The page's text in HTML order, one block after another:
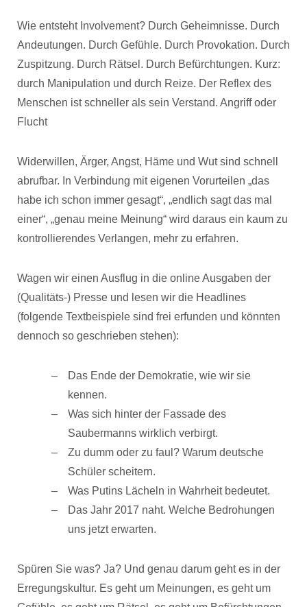
Wie entsteht Involvement? Durch Geheimnisse. Durch
Andeutungen. Durch Gefühle. Durch Provokation. Durch
Zuspitzung. Durch Rätsel. Durch Befürchtungen. Kurz:
durch Manipulation und durch Reize. Der Reflex des
Menschen ist schneller als sein Verstand. Angriff oder
Flucht
Widerwillen, Ärger, Angst, Häme und Wut sind schnell
abrufbar. In Verbindung mit eigenen Vorurteilen „das
habe ich schon immer gesagt“, „endlich sagt das mal
einer“, „genau meine Meinung“ wird daraus ein kaum zu
kontrollierendes Verlangen, mehr zu erfahren.
Wagen wir einen Ausflug in die online Ausgaben der
(Qualitäts-) Presse und lesen wir die Headlines
(folgende Textbeispiele sind frei erfunden und könnten
dennoch so geschrieben stehen):
Das Ende der Demokratie, wie wir sie
kennen.
Was sich hinter der Fassade des
Saubermanns wirklich verbirgt.
Zu dumm oder zu faul? Warum deutsche
Schüler scheitern.
Was Putins Lächeln in Wahrheit bedeutet.
Das Jahr 2017 naht. Welche Bedrohungen
uns jetzt erwarten.
Spüren Sie was? Ja? Und genau darum geht es in der
Erregungskultur. Es geht um Meinungen, es geht um